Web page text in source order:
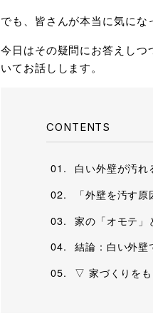
でも、皆さんが本当に気に
今日はその疑問にお答えし
いてお話しします。
CONTENTS
白い外壁が汚れ
「外壁を汚す
家の「オモテ」
結論：白い外壁
▽ 家づくりを